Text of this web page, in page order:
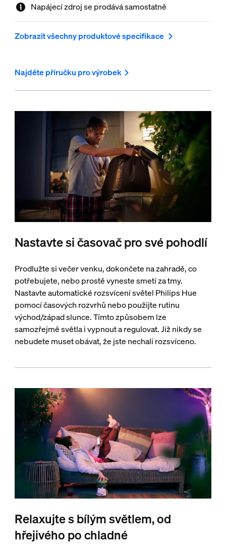
Napájecí zdroj se prodává samostatně
Zobrazit všechny produktové specifikace
Najděte příručku pro výrobek
Nastavte si časovač pro své pohodlí
Prodlužte si večer venku, dokončete na zahradě, co
potřebujete, nebo prostě vyneste smetí za tmy.
Nastavte automatické rozsvícení světel Philips Hue
pomocí časových rozvrhů nebo použijte rutinu
východ/západ slunce. Tímto způsobem lze
samozřejmě světla i vypnout a regulovat. Již nikdy se
nebudete muset obávat, že jste nechali rozsvíceno.
Relaxujte s bílým světlem, od
hřejivého po chladné